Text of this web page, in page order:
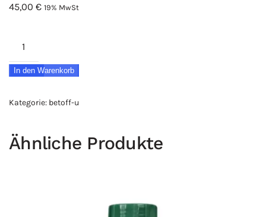
45,00 € 19% MwSt
(10x100ml)
für
In den Warenkorb
Kategorie: betoff-u
Ähnliche Produkte